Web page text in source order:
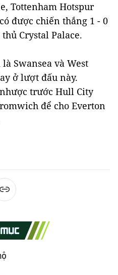
Tottenham Hotspur
được chiến thắng 1 - 0
Crystal Palace.
Swansea và West
ở lượt đấu này.
trước Hull City
để cho Everton